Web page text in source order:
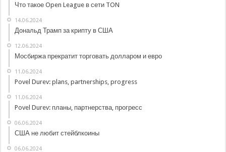
Что такое Open League в сети TON
14.06.2024
Дональд Трамп за крипту в США
12.06.2024
Мосбиржа прекратит торговать долларом и евро
11.06.2024
Povel Durev: plans, partnerships, progress
11.06.2024
Povel Durev: планы, партнерства, прогресс
06.06.2024
США не любит стейблкоины
06.06.2024